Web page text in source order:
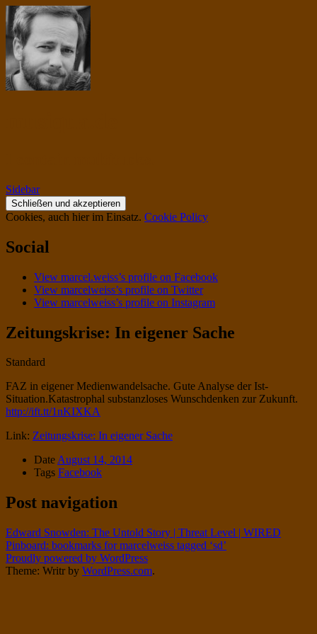
Sidebar
Cookies, auch hier im Einsatz. Cookie Policy
Social
View marcel.weiss’s profile on Facebook
View marcelweiss’s profile on Twitter
View marcelweiss’s profile on Instagram
Zeitungskrise: In eigener Sache
Standard
FAZ in eigener Medienwandelsache. Gute Analyse der Ist-
Situation.Katastrophal substanzloses Wunschdenken zur Zukunft.
http://ift.tt/1nKIXKA
Link: Zeitungskrise: In eigener Sache
DateAugust 14, 2014
Tags Facebook
Post navigation
Edward Snowden: The Untold Story | Threat Level | WIRED
Pinboard: bookmarks for marcelweiss tagged ‘sd’
Proudly powered by WordPress
Theme: Writr by WordPress.com.